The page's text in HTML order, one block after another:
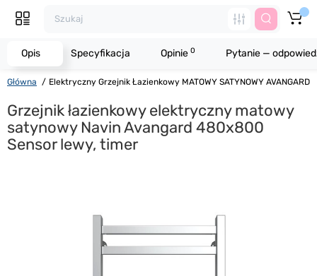
Główna Elektryczny Grzejnik Łazienkowy MATOWY SATYNOWY
Grzejnik łazienkowy elektryczny matowy
satynowy Navin Avangard 480х800
Sensor lewy, timer
Opis Specyfikacja Opinie 0 Pytanie —